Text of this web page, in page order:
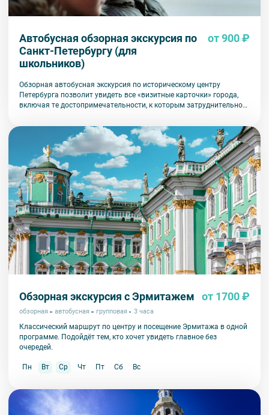
Автобусная обзорная экскурсия по
Санкт-Петербургу (для
школьников)
от 900 ₽
Обзорная автобусная экскурсия по историческому центру
Петербурга позволит увидеть все «визитные карточки» города,
включая те достопримечательности, к которым затруднительно
прогулки.
Обзорная экскурсия с Эрмитажем от 1700 ₽
обзорная автобусная групповая 3 часа
Классический маршрут по центру и посещение Эрмитажа в одной
программе. Подойдёт тем, кто хочет увидеть главное без
очередей.
Пн Вт Ср Чт Пт Сб Вс